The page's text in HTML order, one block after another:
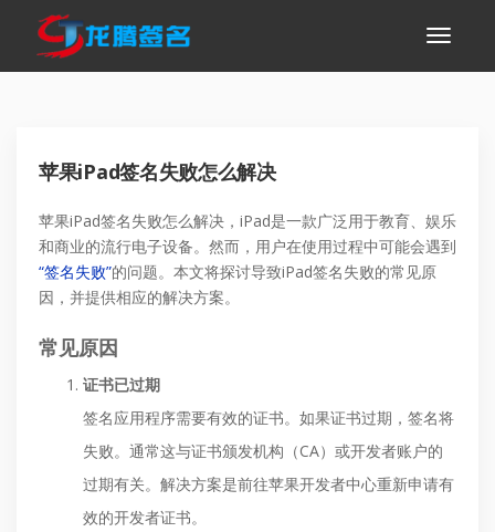
苹果iPad签名失败怎么解决
苹果iPad签名失败怎么解决，iPad是一款广泛用于教育、娱乐
和商业的流行电子设备。然而，用户在使用过程中可能会遇到
“签名失败”的问题。本文将探讨导致iPad签名失败的常见原
因，并提供相应的解决方案。
常见原因
证书已过期
签名应用程序需要有效的证书。如果证书过期，签名将
失败。通常这与证书颁发机构（CA）或开发者账户的
过期有关。解决方案是前往苹果开发者中心重新申请有
效的开发者证书。